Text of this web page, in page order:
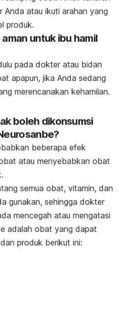
atau ikuti arahan yang
produk.
untuk ibu hamil
pada dokter atau bidan
apapun, jika Anda sedang
merencanakan kehamilan.
boleh dikonsumsi
beberapa efek
atau menyebabkan obat
semua obat, vitamin, dan
gunakan, sehingga dokter
mencegah atau mengatasi
adalah obat yang dapat
produk berikut ini: